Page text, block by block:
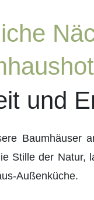
und
Baumhäuser
Stille der Natur,
Außenküche.